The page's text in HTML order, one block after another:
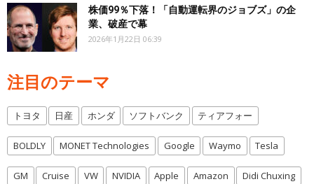
株価99％下落！「自動運転界のジョブズ」の企
業、破産で幕
2026年1月22日 06:39
注目のテーマ
トヨタ 日産 ホンダ ソフトバンク ティアフォー
BOLDLY MONET Technologies Google Waymo Tesla
GM Cruise VW NVIDIA Apple Amazon Didi Chuxing